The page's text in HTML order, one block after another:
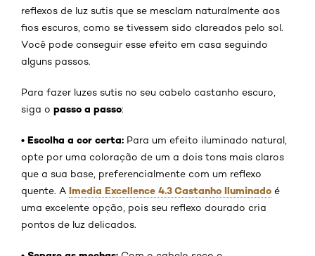
reflexos de luz sutis que se mesclam naturalmente aos
fios escuros, como se tivessem sido clareados pelo sol.
Você pode conseguir esse efeito em casa seguindo
alguns passos.
Para fazer luzes sutis no seu cabelo castanho escuro,
siga o passo a passo:
• Escolha a cor certa: Para um efeito iluminado natural,
opte por uma coloração de um a dois tons mais claros
que a sua base, preferencialmente com um reflexo
quente. A Imedia Excellence 4.3 Castanho Iluminado é
uma excelente opção, pois seu reflexo dourado cria
pontos de luz delicados.